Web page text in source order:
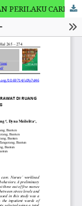
HUBUNGAN ANTARA STRES KERJA DENGAN PERILAKU CARING PERAWAT DI RUANG RAWAT INAP MAYAPADA HOSPITAL TANGERANG